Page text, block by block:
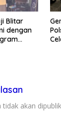
Blitar
dengan
akan